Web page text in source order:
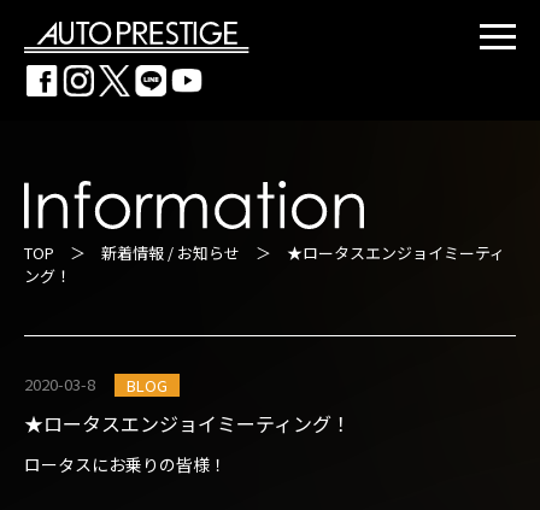
TOP ＞ 新着情報 / お知らせ ＞ ★ロータスエンジョイミーティ
ング！
2020-03-8 BLOG
★ロータスエンジョイミーティング！
ロータスにお乗りの皆様！